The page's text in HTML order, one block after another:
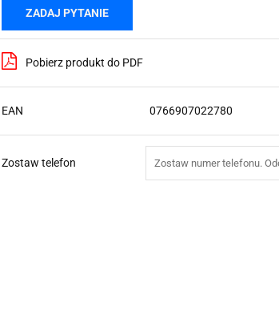
ZADAJ PYTANIE
Pobierz produkt do PDF
EAN 0766907022780
Zostaw telefon